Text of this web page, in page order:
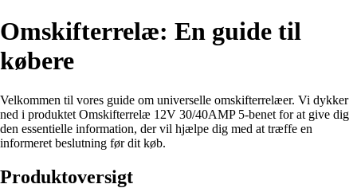
Omskifterrelæ: En guide til
købere
Velkommen til vores guide om universelle omskifterrelæer. Vi dykker
ned i produktet Omskifterrelæ 12V 30/40AMP 5-benet for at give dig
den essentielle information, der vil hjælpe dig med at træffe en
informeret beslutning før dit køb.
Produktoversigt